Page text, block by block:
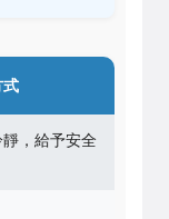
式
，給予安全